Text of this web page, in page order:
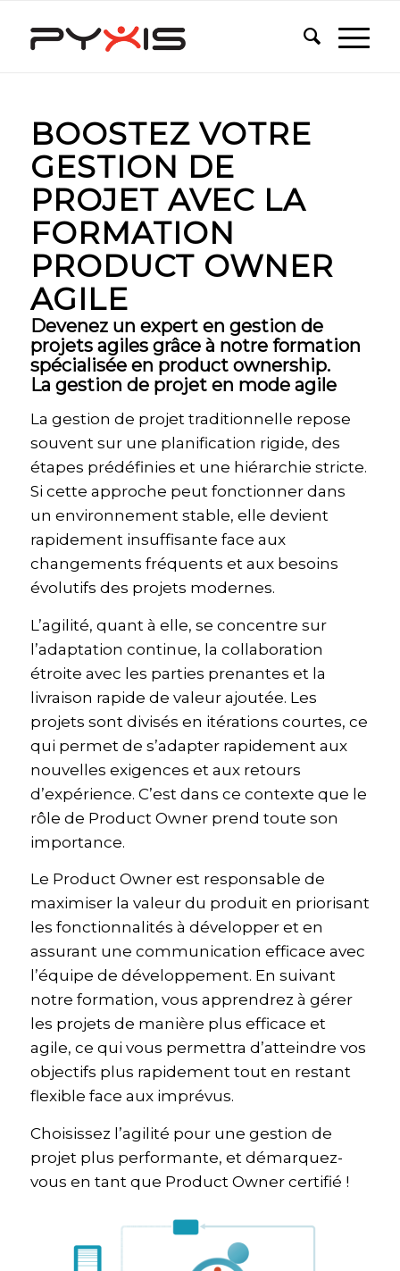
BOOSTEZ VOTRE
GESTION DE
PROJET AVEC LA
FORMATION
PRODUCT OWNER
AGILE
Devenez un expert en gestion de
projets agiles grâce à notre formation
spécialisée en product ownership.
La gestion de projet en mode agile
La gestion de projet traditionnelle repose
souvent sur une planification rigide, des
étapes prédéfinies et une hiérarchie stricte.
Si cette approche peut fonctionner dans
un environnement stable, elle devient
rapidement insuffisante face aux
changements fréquents et aux besoins
évolutifs des projets modernes.
L’agilité, quant à elle, se concentre sur
l’adaptation continue, la collaboration
étroite avec les parties prenantes et la
livraison rapide de valeur ajoutée. Les
projets sont divisés en itérations courtes, ce
qui permet de s’adapter rapidement aux
nouvelles exigences et aux retours
d’expérience. C’est dans ce contexte que le
rôle de Product Owner prend toute son
importance.
Le Product Owner est responsable de
maximiser la valeur du produit en priorisant
les fonctionnalités à développer et en
assurant une communication efficace avec
l’équipe de développement. En suivant
notre formation, vous apprendrez à gérer
les projets de manière plus efficace et
agile, ce qui vous permettra d’atteindre vos
objectifs plus rapidement tout en restant
flexible face aux imprévus.
Choisissez l’agilité pour une gestion de
projet plus performante, et démarquez-
vous en tant que Product Owner certifié !